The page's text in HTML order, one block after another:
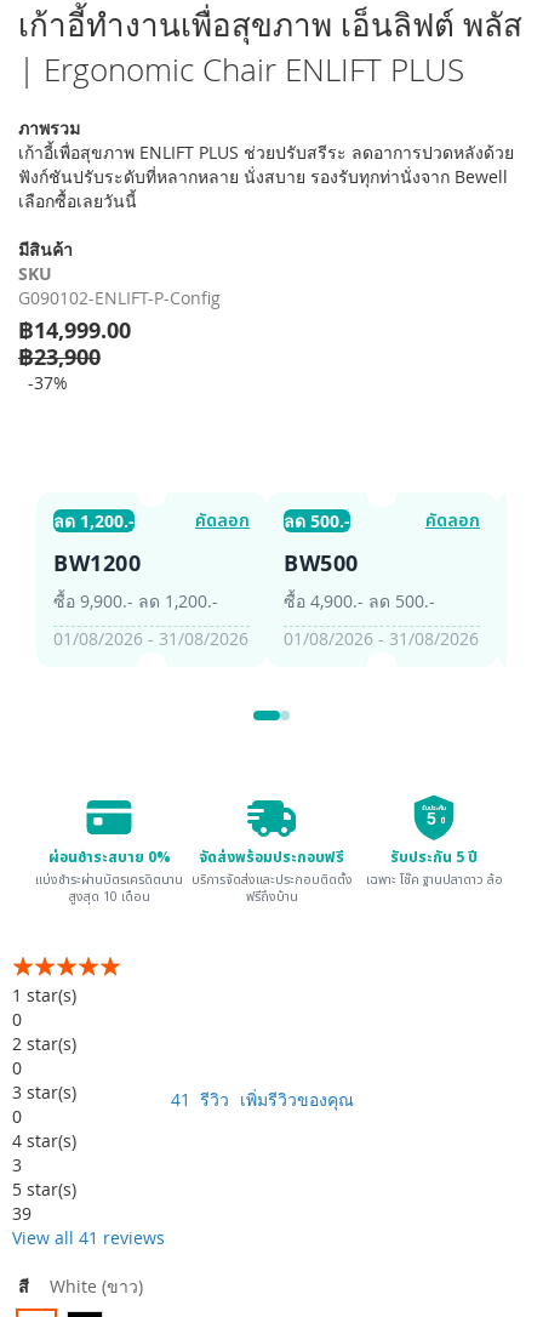
ข้าม
ไป
ที่
ส่วน
ต้น
ของ
แกล
เลอ
รูปภาพ
เก้าอี้ทำงานเพื่อสุขภาพ เอ็นลิฟต์ พลัส
| Ergonomic Chair ENLIFT PLUS
ภาพรวม
เก้าอี้เพื่อสุขภาพ ENLIFT PLUS ช่วยปรับสรีระ ลดอาการปวดหลังด้วย
ฟังก์ชันปรับระดับที่หลากหลาย นั่งสบาย รองรับทุกท่านั่งจาก Bewell
เลือกซื้อเลยวันนี้
มีสินค้า
SKU
G090102-ENLIFT-P-Config
฿14,999.00
฿23,900
-37%
ลด 1,200.- คัดลอก
BW1200
ซื้อ 9,900.- ลด 1,200.-
01/08/2026 - 31/08/2026
ลด 500.- คัดลอก
BW500
ซื้อ 4,900.- ลด 500.-
01/08/2026 - 31/08/2026
ผ่อนชำระสบาย 0%
แบ่งชำระผ่านบัตรเครดิตนาน
สูงสุด 10 เดือน
จัดส่งพร้อมประกอบฟรี
บริการจัดส่งและประกอบติดตั้ง
ฟรีถึงบ้าน
รับประกัน
5 ปี
รับประกัน 5 ปี
เฉพาะ โช๊ค ฐานปลาดาว ล้อ
อันดับ:
99% of100
1 star(s)
0
2 star(s)
0
3 star(s)
0
4 star(s)
3
5 star(s)
39
View all 41 reviews
41 รีวิว เพิ่มรีวิวของคุณ
สี White (ขาว)